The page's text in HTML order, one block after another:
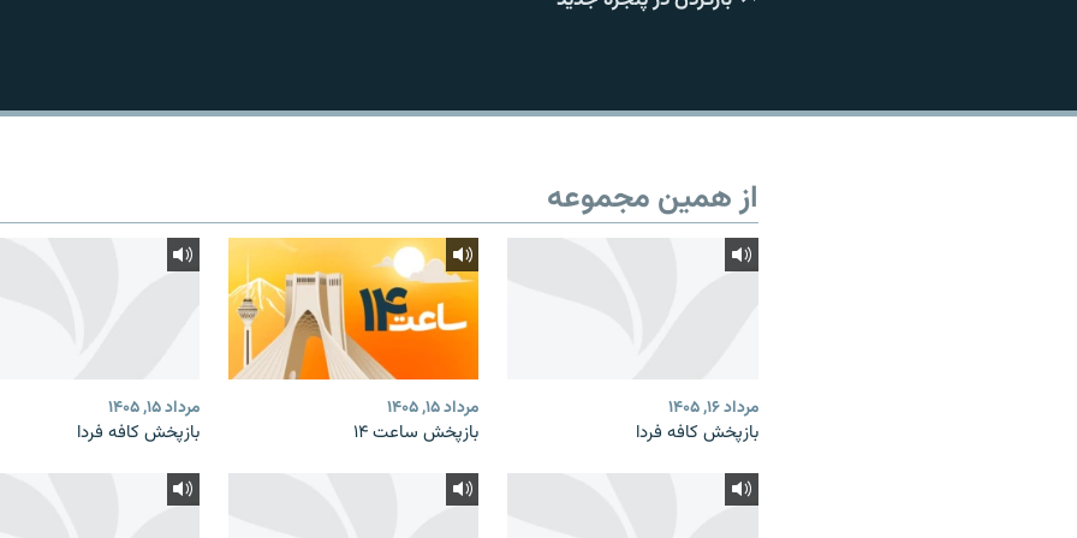
از همین مجموعه
مرداد ۱۶, ۱۴۰۵
بازپخش کافه فردا
مرداد ۱۵, ۱۴۰۵
بازپخش ساعت ۱۴
مرداد ۱۵, ۱۴۰۵
بازپخش کافه فردا